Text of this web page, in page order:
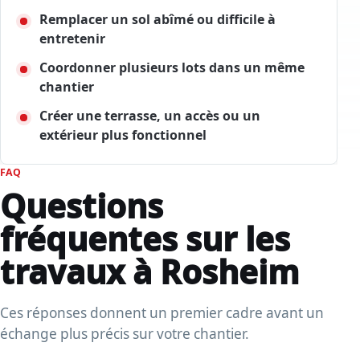
Remplacer un sol abîmé ou difficile à
entretenir
Coordonner plusieurs lots dans un même
chantier
Créer une terrasse, un accès ou un
extérieur plus fonctionnel
FAQ
Questions
fréquentes sur les
travaux à Rosheim
Ces réponses donnent un premier cadre avant un
échange plus précis sur votre chantier.